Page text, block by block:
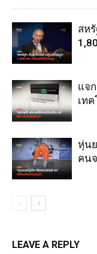
สห
แจ
เท
หุ่น
คน
LEAVE A REPLY